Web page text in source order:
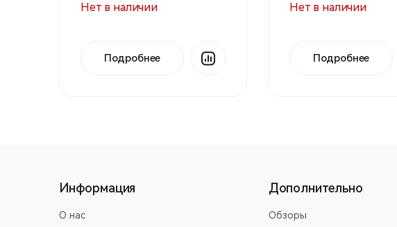
Нет в наличии
Подробнее
Нет в наличии
Подробнее
Информация
О нас
Дополнительно
Обзоры